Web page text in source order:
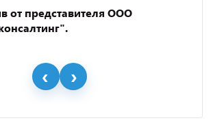
от представителя ООО